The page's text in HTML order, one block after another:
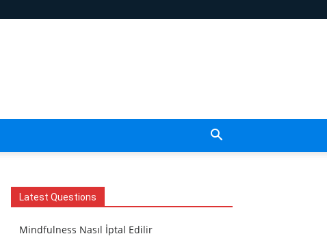
Latest Questions
Mindfulness Nasıl İptal Edilir